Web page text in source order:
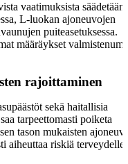
vaatimuksista säädetään
L-luokan ajoneuvojen
puiteasetuksessa.
määräykset
rajoittaminen
sekä haitallisia
tarpeettomasti poiketa
tason mukaisten
aiheuttaa riskiä terveydelle